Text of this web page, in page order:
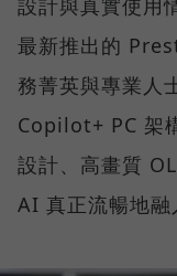
最新推出的
務菁英與專業人
Copilot+ PC 架
設計、高畫質
AI 真正流暢地融